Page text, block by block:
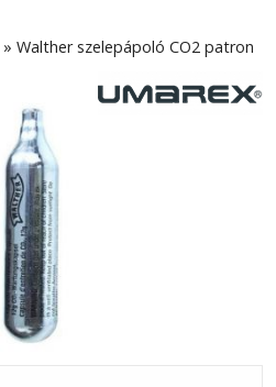
» Walther szelepápoló CO2 patron